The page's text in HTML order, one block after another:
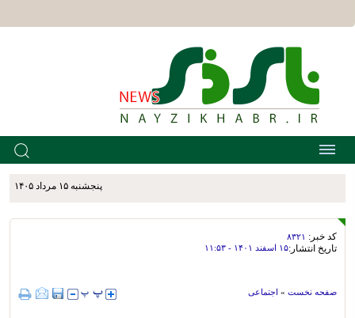
پنجشنبه ۱۵ مرداد ۱۴۰۵
کد خبر: ۸۳۲۱
تاریخ انتشار:۱۵ اسفند ۱۴۰۱ - ۱۱:۵۳
صفحه نخست » اجتماعی